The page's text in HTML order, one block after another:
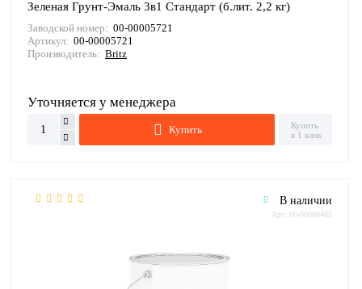
Зеленая Грунт-Эмаль 3в1 Стандарт (б.лит. 2,2 кг)
Заводской номер: 00-00005721
Артикул: 00-00005721
Производитель: Britz
Уточняется у менеджера
Купить
Купить
в 1 клик
В наличии
Арт: 00-00006485